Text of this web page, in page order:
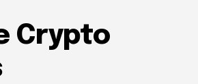
Crypto